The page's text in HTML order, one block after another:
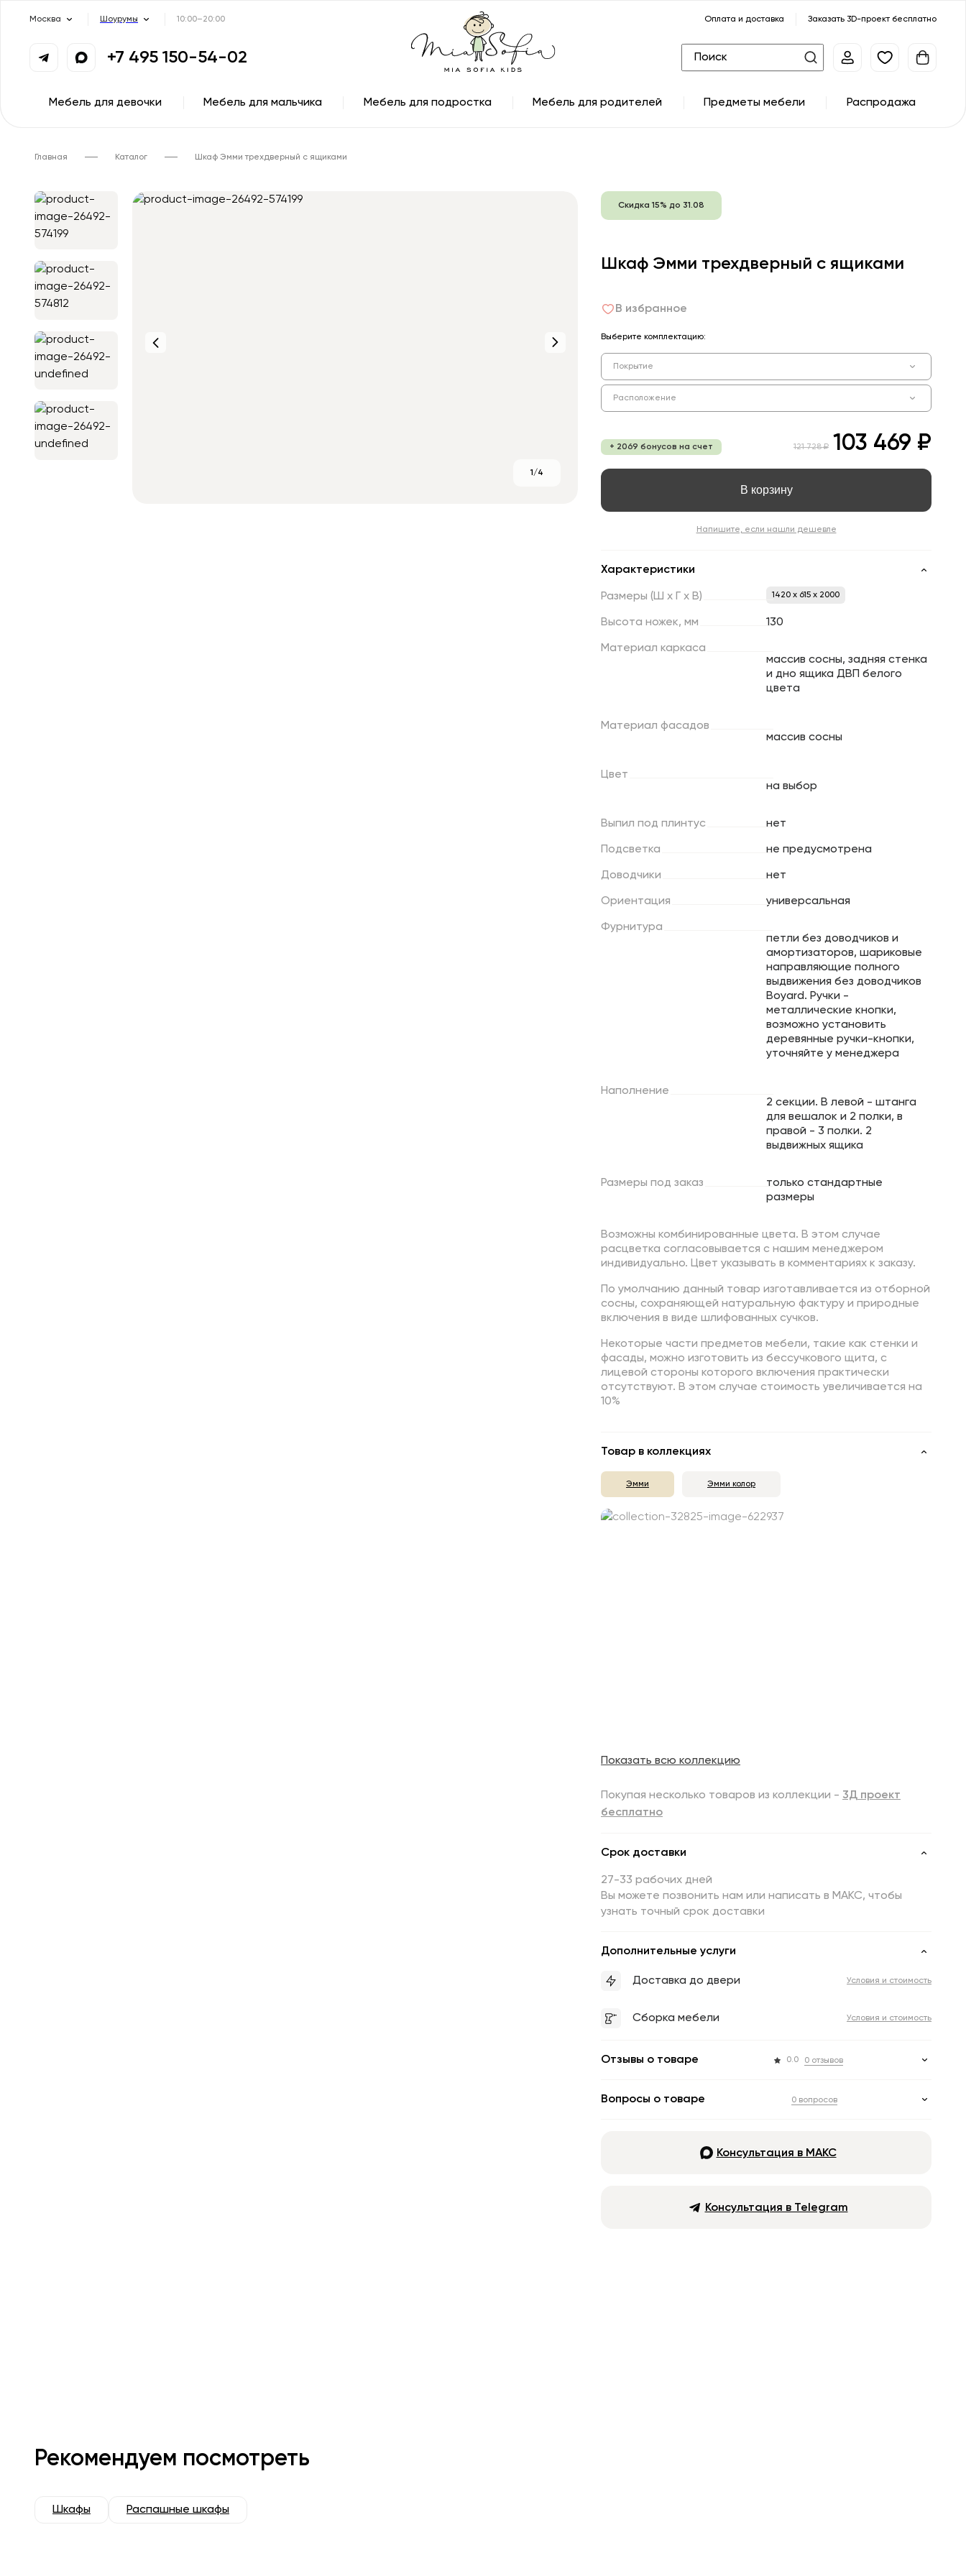
Москва Шоурумы 10:00–20:00 Оплата и доставка Заказать 3D-проект бесплатно
+7 495 150-54-02
Мебель для девочки Мебель для мальчика Мебель для подростка Мебель для родителей Предметы мебели Распродажа
Главная Каталог Шкаф Эмми трехдверный с ящиками
1/4
Скидка 15% до 31.08
Шкаф Эмми трехдверный с ящиками
В избранное
Выберите комплектацию:
Покрытие
Расположение
+ 2069 бонусов на счет 121 728 ₽ 103 469 ₽
В корзину
Напишите, если нашли дешевле
Характеристики
Размеры (Ш х Г х В) 1420 x 615 x 2000
Высота ножек, мм 130
Материал каркаса
массив сосны, задняя стенка
и дно ящика ДВП белого
цвета
Материал фасадов
массив сосны
Цвет
на выбор
Выпил под плинтус нет
Подсветка не предусмотрена
Доводчики нет
Ориентация универсальная
Фурнитура
петли без доводчиков и
амортизаторов, шариковые
направляющие полного
выдвижения без доводчиков
Boyard. Ручки -
металлические кнопки,
возможно установить
деревянные ручки-кнопки,
уточняйте у менеджера
Наполнение
2 секции. В левой - штанга
для вешалок и 2 полки, в
правой - 3 полки. 2
выдвижных ящика
Размеры под заказ
только стандартные
размеры
Возможны комбинированные цвета. В этом случае
расцветка согласовывается с нашим менеджером
индивидуально. Цвет указывать в комментариях к заказу.
По умолчанию данный товар изготавливается из отборной
сосны, сохраняющей натуральную фактуру и природные
включения в виде шлифованных сучков.
Некоторые части предметов мебели, такие как стенки и
фасады, можно изготовить из бессучкового щита, с
лицевой стороны которого включения практически
отсутствуют. В этом случае стоимость увеличивается на
10%
Товар в коллекциях
Эмми Эмми колор
Показать всю коллекцию
Покупая несколько товаров из коллекции - 3Д проект
бесплатно
Срок доставки
27-33 рабочих дней
Вы можете позвонить нам или написать в МАКС, чтобы
узнать точный срок доставки
Дополнительные услуги
Доставка до двери Условия и стоимость
Сборка мебели Условия и стоимость
Отзывы о товаре 0.0 0 отзывов
Вопросы о товаре 0 вопросов
Консультация в МАКС
Консультация в Telegram
Рекомендуем посмотреть
Шкафы Распашные шкафы